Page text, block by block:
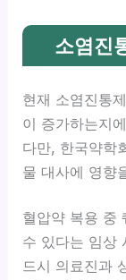
소염진
현재 소염진통
이 증가하는지
다만, 한국약학
물 대사에 영향
혈압약 복용 중
수 있다는 임상
드시 의료진과